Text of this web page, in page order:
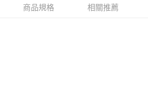
商品規格 相關推薦